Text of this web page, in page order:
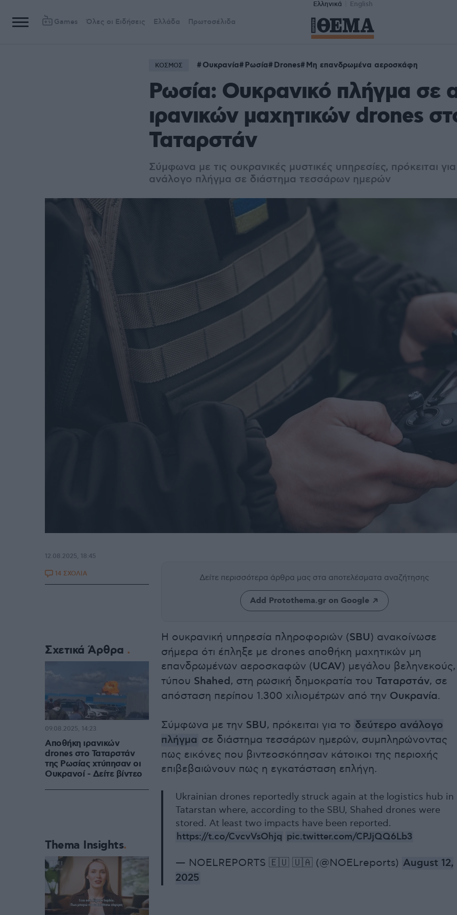
Ελληνικά English
Games Όλες οι Ειδήσεις Ελλάδα Πρωτοσέλιδα
ΚΟΣΜΟΣ Ουκρανία Ρωσία Drones Μη επανδρωμένα αεροσκάφη
Ρωσία: Ουκρανικό πλήγμα σε
ιρανικών μαχητικών drones
Ταταρστάν
Σύμφωνα με τις ουκρανικές μυστικές υπηρεσίες, πρόκειται
ανάλογο πλήγμα σε διάστημα τεσσάρων ημερών
Δείτε περισσότερα άρθρα μας στα αποτελέσματα αναζήτησης
Add Protothema.gr on Google
Η ουκρανική υπηρεσία πληροφοριών (SBU) ανακοίνωσε
σήμερα ότι έπληξε με drones αποθήκη μαχητικών μη
επανδρωμένων αεροσκαφών (UCAV) μεγάλου βεληνεκούς,
τύπου Shahed, στη ρωσική δημοκρατία του Ταταρστάν, σε
απόσταση περίπου 1.300 χιλιομέτρων από την Ουκρανία.
Σύμφωνα με την SBU, πρόκειται για το δεύτερο ανάλογο
πλήγμα σε διάστημα τεσσάρων ημερών, συμπληρώνοντας
πως εικόνες που βιντεοσκόπησαν κάτοικοι της περιοχής
επιβεβαιώνουν πως η εγκατάσταση επλήγη.
Ukrainian drones reportedly struck again at the logistics hub in
Tatarstan where, according to the SBU, Shahed drones were
stored. At least two impacts have been reported.
https://t.co/CvcvVsOhjq pic.twitter.com/CPJjQQ6Lb3
— NOELREPORTS 🇪🇺 🇺🇦 (@NOELreports) August 12,
2025
12.08.2025, 18:45
14 ΣΧΟΛΙΑ
Σχετικά Άρθρα
Αποθήκη ιρανικών
drones στο Ταταρστάν
της Ρωσίας χτύπησαν οι
Ουκρανοί - Δείτε βίντεο
09.08.2025, 14:23
Thema Insights